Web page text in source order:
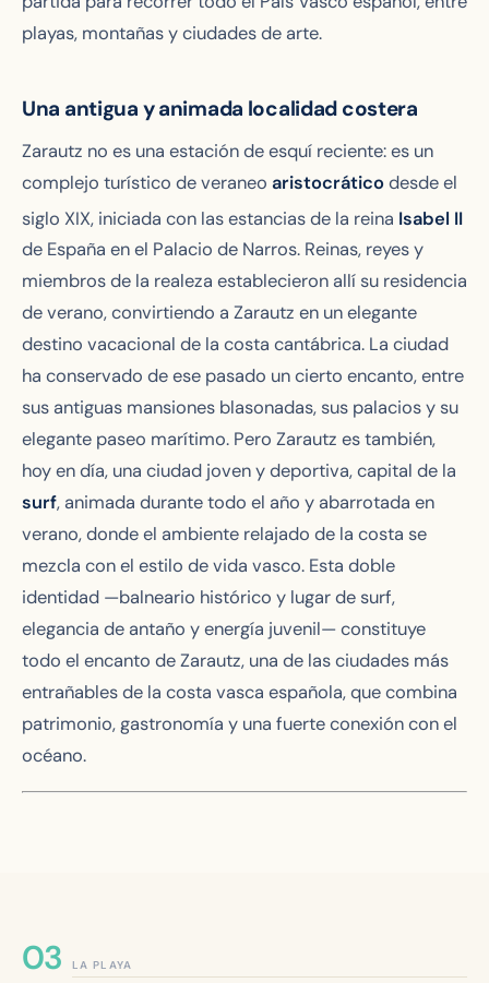
playas, montañas y ciudades de arte.
Una antigua y animada localidad costera
Zarautz no es una estación de esquí reciente: es un
complejo turístico de veraneo aristocráticodesde el
siglo XIX, iniciada con las estancias de la reina Isabel II
de España en el Palacio de Narros. Reinas, reyes y
miembros de la realeza establecieron allí su residencia
de verano, convirtiendo a Zarautz en un elegante
destino vacacional de la costa cantábrica. La ciudad
ha conservado de ese pasado un cierto encanto, entre
sus antiguas mansiones blasonadas, sus palacios y su
elegante paseo marítimo. Pero Zarautz es también,
hoy en día, una ciudad joven y deportiva, capital de la
surf, animada durante todo el año y abarrotada en
verano, donde el ambiente relajado de la costa se
mezcla con el estilo de vida vasco. Esta doble
identidad —balneario histórico y lugar de surf,
elegancia de antaño y energía juvenil— constituye
todo el encanto de Zarautz, una de las ciudades más
entrañables de la costa vasca española, que combina
patrimonio, gastronomía y una fuerte conexión con el
océano.
LA PLAYA